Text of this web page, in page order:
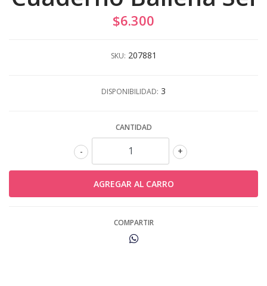
$6.300
SKU: 207881
DISPONIBILIDAD: 3
CANTIDAD
+
-
COMPARTIR